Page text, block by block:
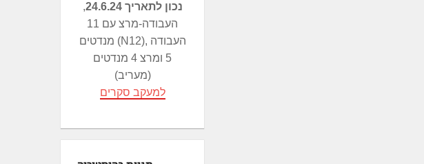
נכון לתאריך 24.6.24
,
העבודה-מרצ עם 11
מנדטים (N12), העבודה
5 ומרצ 4 מנדטים
(מעריב)
למעקב סקרים